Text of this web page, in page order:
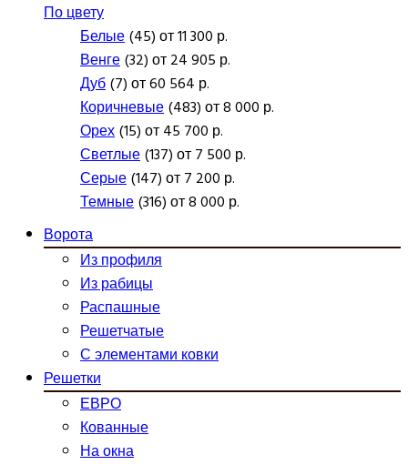
По цвету
Белые(45) от 11 300 р.
Венге(32) от 24 905 р.
Дуб(7) от 60 564 р.
Коричневые(483) от 8 000 р.
Орех(15) от 45 700 р.
Светлые(137) от 7 500 р.
Серые(147) от 7 200 р.
Темные(316) от 8 000 р.
Ворота
Из профиля
Из рабицы
Распашные
Решетчатые
С элементами ковки
Решетки
ЕВРО
Кованные
На окна